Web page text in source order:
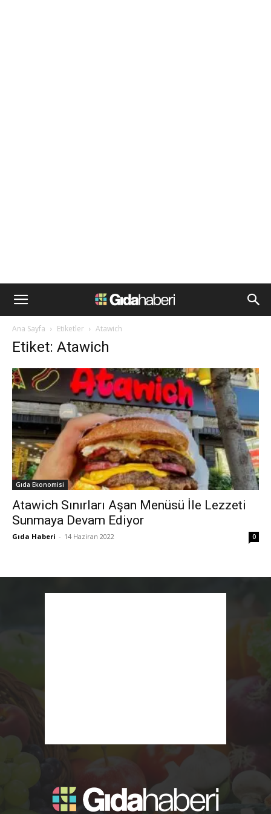
Ana Sayfa Etiketler Atawich
Etiket: Atawich
Gıda Ekonomisi
Atawich Sınırları Aşan Menüsü İle Lezzeti
Sunmaya Devam Ediyor
Gıda Haberi - 14 Haziran 2022 0